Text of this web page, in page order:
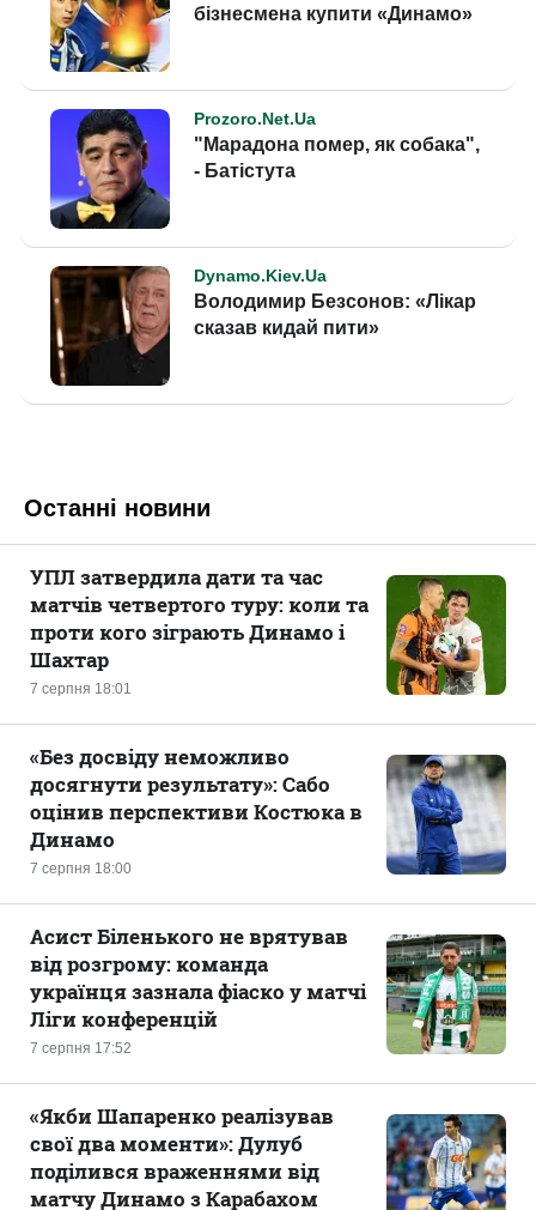
Останні новини
7 серпня 18:01
УПЛ затвердила дати та час
матчів четвертого туру: коли та
проти кого зіграють Динамо і
Шахтар
7 серпня 18:00
«Без досвіду неможливо
досягнути результату»: Сабо
оцінив перспективи Костюка в
Динамо
7 серпня 17:52
Асист Біленького не врятував
від розгрому: команда
українця зазнала фіаско у матчі
Ліги конференцій
«Якби Шапаренко реалізував
свої два моменти»: Дулуб
поділився враженнями від
матчу Динамо з Карабахом